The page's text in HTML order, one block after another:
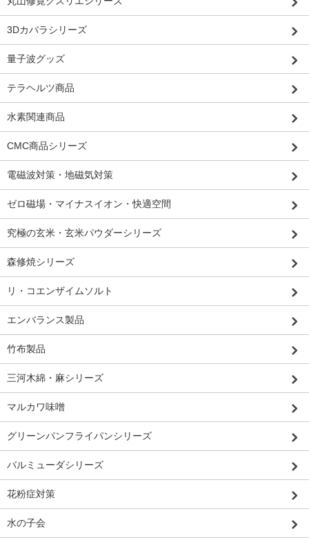
3Dカバラシリーズ
量子波グッズ
テラヘルツ商品
水素関連商品
CMC商品シリーズ
電磁波対策・地磁気対策
ゼロ磁場・マイナスイオン・快適空間
究極の玄米・玄米パウダーシリーズ
森修焼シリーズ
リ・コエンザイムソルト
エンバランス製品
竹布製品
三河木綿・麻シリーズ
マルカワ味噌
グリーンパンフライパンシリーズ
バルミューダシリーズ
花粉症対策
水の子会